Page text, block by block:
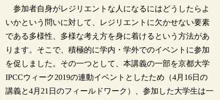
参加者自身がレジリエントな人になるにはどうしたらよ
いかという問いに対して、レジリエントに欠かせない要素
である多様性、多様な考え方を身に着けるという方法があ
ります。そこで、積極的に学内・学外でのイベントに参加
を促しました。その一つとして、本講義の一部を京都大学
IPCCウィーク2019の連動イベントとしたため（4月16日の
講義と4月21日のフィールドワーク）、参加した大学生は一